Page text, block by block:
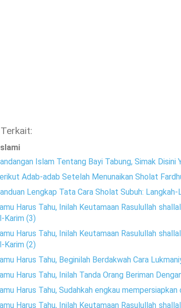
Islam Tentang Bayi Tabung, Simak Disini
Adab-adab Setelah Menunaikan Sholat
Lengkap Tata Cara Sholat Subuh:
Harus Tahu, Inilah Keutamaan Rasulullah
Karim (3)
Harus Tahu, Inilah Keutamaan Rasulullah
Karim (2)
Harus Tahu, Beginilah Berdakwah Cara
Harus Tahu, Inilah Tanda Orang Beriman
Harus Tahu, Sudahkah engkau
Harus Tahu, Inilah Keutamaan Rasulullah